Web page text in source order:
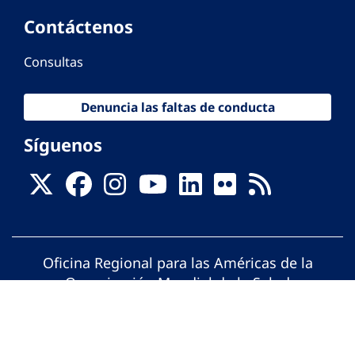
Contáctenos
Consultas
Denuncia las faltas de conducta
Síguenos
Oficina Regional para las Américas de la
Organización Mundial de la Salud